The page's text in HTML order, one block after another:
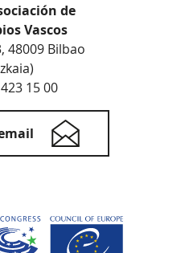
de
Vascos
48009 Bilbao
15 00